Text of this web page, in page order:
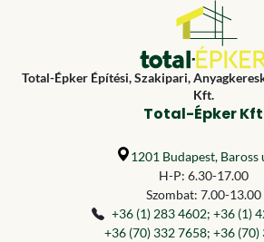
Total-Épker Építési, Szakipari,
Kft.
Total-Épker Kft
1201 Budapest, Baross
H-P: 6.30-17.00
Szombat: 7.00-13.00
+36 (1) 283 4602; +36 (1)
+36 (70) 332 7658; +36 (70)